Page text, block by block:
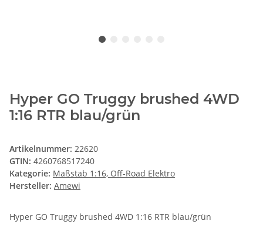
Hyper GO Truggy brushed 4WD
1:16 RTR blau/grün
Artikelnummer: 22620
GTIN: 4260768517240
Kategorie: Maßstab 1:16, Off-Road Elektro
Hersteller: Amewi
Hyper GO Truggy brushed 4WD 1:16 RTR blau/grün